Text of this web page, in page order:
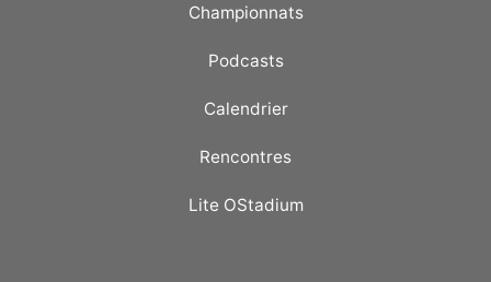
Championnats
Podcasts
Calendrier
Rencontres
Lite OStadium